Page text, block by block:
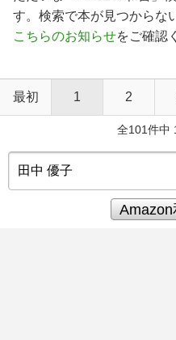
す。検索で本が見つからな
こちらのお知らせをご確認
最初 1 2
全101件中